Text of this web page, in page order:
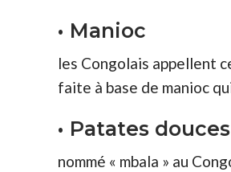
• Manioc
les Congolais appellent
faite à base de manioc
• Patates douces
nommé « mbala » au